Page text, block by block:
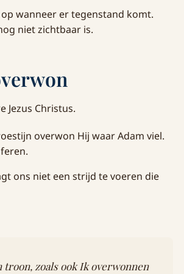
wanneer er tegenstand komt.
niet zichtbaar is.
Jezus Christus.
overwon Hij waar Adam viel.
ons niet een strijd te voeren die
zoals ook Ik overwonnen